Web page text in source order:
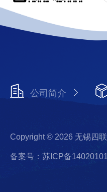
公司简介
Copyright © 2026 无锡四
备案号：苏ICP备